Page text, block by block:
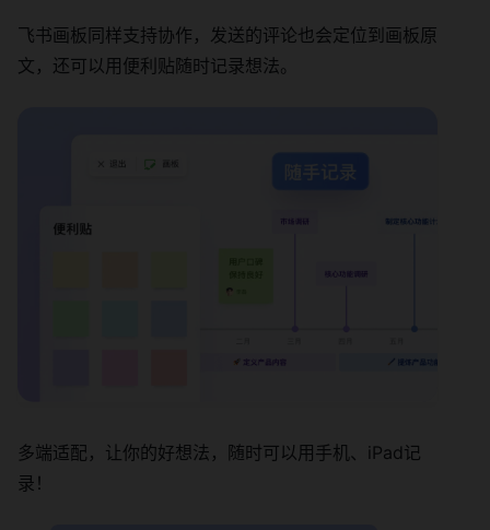
飞书画板同样支持协作，发送的评论也会定位到画板原
文，还可以用便利贴随时记录想法。
多端适配，让你的好想法，随时可以用手机、iPad记
录！